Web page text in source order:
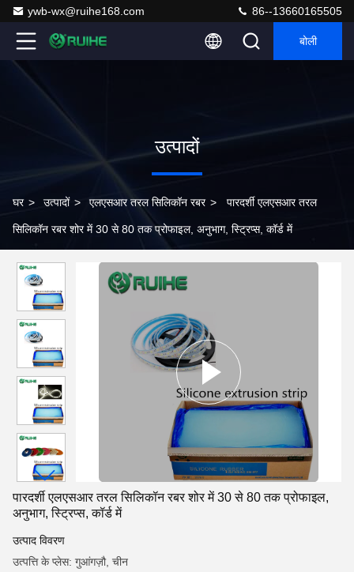
ywb-wx@ruihe168.com 86--13660165505
बोली
उत्पादों
घर > उत्पादों > एलएसआर तरल सिलिकॉन रबर > पारदर्शी एलएसआर तरल
सिलिकॉन रबर शोर में 30 से 80 तक प्रोफाइल, अनुभाग, स्ट्रिप्स, कॉर्ड में
पारदर्शी एलएसआर तरल सिलिकॉन रबर शोर में 30 से 80 तक प्रोफाइल,
अनुभाग, स्ट्रिप्स, कॉर्ड में
उत्पाद विवरण
उत्पत्ति के प्लेस: गुआंगज़ौ, चीन